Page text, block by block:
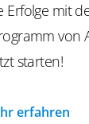
Erfolge mit
von
starten!
erfahren